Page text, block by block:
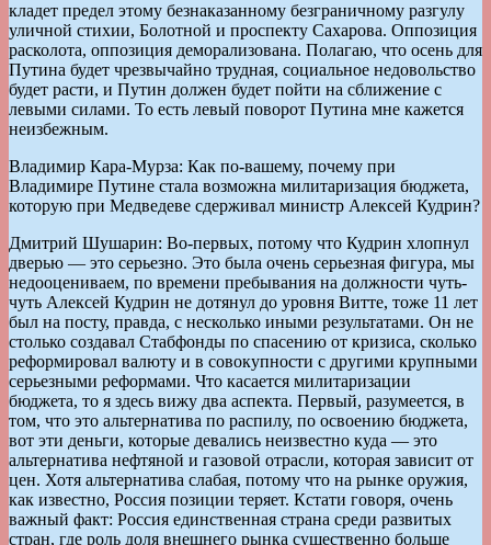
кладет предел этому безнаказанному безграничному разгулу
уличной стихии, Болотной и проспекту Сахарова. Оппозиция
расколота, оппозиция деморализована. Полагаю, что осень для
Путина будет чрезвычайно трудная, социальное недовольство
будет расти, и Путин должен будет пойти на сближение с
левыми силами. То есть левый поворот Путина мне кажется
неизбежным.
Владимир Кара-Мурза: Как по-вашему, почему при
Владимире Путине стала возможна милитаризация бюджета,
которую при Медведеве сдерживал министр Алексей Кудрин?
Дмитрий Шушарин: Во-первых, потому что Кудрин хлопнул
дверью — это серьезно. Это была очень серьезная фигура, мы
недооцениваем, по времени пребывания на должности чуть-
чуть Алексей Кудрин не дотянул до уровня Витте, тоже 11 лет
был на посту, правда, с несколько иными результатами. Он не
столько создавал Стабфонды по спасению от кризиса, сколько
реформировал валюту и в совокупности с другими крупными
серьезными реформами. Что касается милитаризации
бюджета, то я здесь вижу два аспекта. Первый, разумеется, в
том, что это альтернатива по распилу, по освоению бюджета,
вот эти деньги, которые девались неизвестно куда — это
альтернатива нефтяной и газовой отрасли, которая зависит от
цен. Хотя альтернатива слабая, потому что на рынке оружия,
как известно, Россия позиции теряет. Кстати говоря, очень
важный факт: Россия единственная страна среди развитых
стран, где роль доля внешнего рынка существенно больше